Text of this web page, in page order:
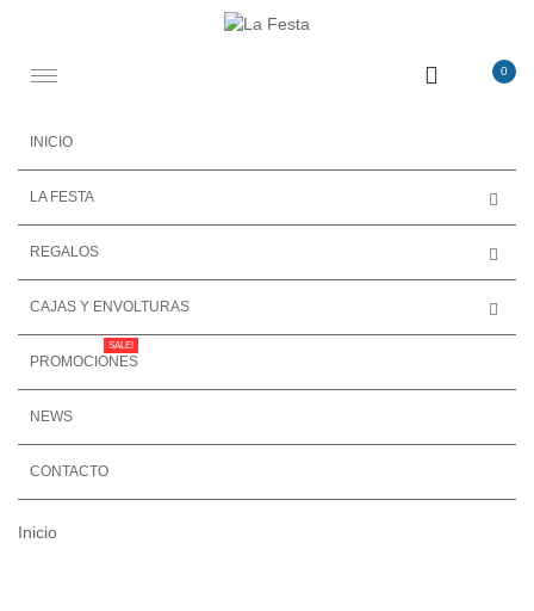
0
Toggle
INICIO
LA FESTA
REGALOS
CAJAS Y ENVOLTURAS
PROMOCIONES
SALE!
NEWS
CONTACTO
Inicio